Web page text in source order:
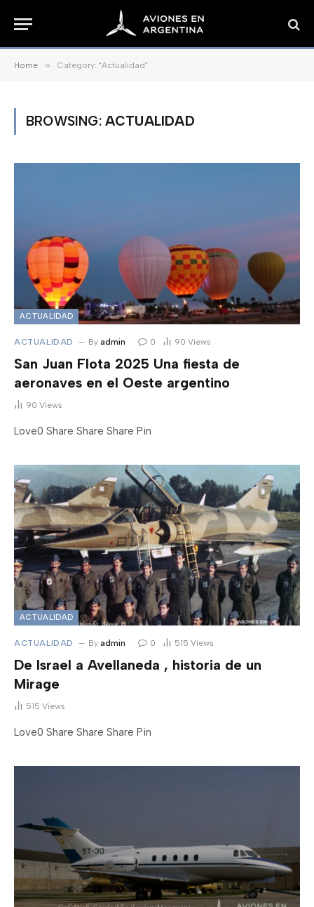
Home » Category: "Actualidad"
BROWSING: ACTUALIDAD
ACTUALIDAD
ACTUALIDAD By admin 0 90 Views
San Juan Flota 2025 Una fiesta de
aeronaves en el Oeste argentino
90 Views
Love0 Share Share Share Pin
ACTUALIDAD
ACTUALIDAD By admin 0 515 Views
De Israel a Avellaneda , historia de un
Mirage
515 Views
Love0 Share Share Share Pin